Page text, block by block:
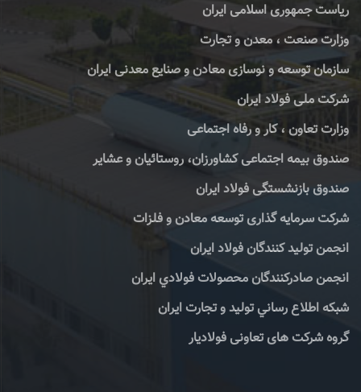
ریاست جمهوری اسلامی ایران
وزارت صنعت ، معدن و تجارت
سازمان توسعه و نوسازی معادن و صنایع معدنی ایران
شرکت ملی فولاد ایران
وزارت تعاون ، کار و رفاه اجتماعی
صندوق بیمه اجتماعی کشاورزان، روستائیان و عشایر
صندوق بازنشستگی فولاد ایران
شرکت سرمایه گذاری توسعه معادن و فلزات
انجمن تولید کنندگان فولاد ایران
انجمن صادركنندگان محصولات فولادي ايران
شبكه اطلاع رساني توليد و تجارت ايران
گروه شرکت های تعاونی فولادیار